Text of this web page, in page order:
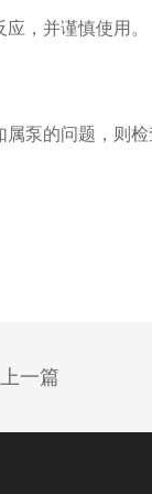
，并谨慎使用。
的问题，则检
上一篇